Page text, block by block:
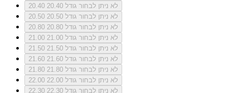
20.40
לא ניתן לבחור גודל 20.40
20.50
לא ניתן לבחור גודל 20.50
20.80
לא ניתן לבחור גודל 20.80
21.00
לא ניתן לבחור גודל 21.00
21.50
לא ניתן לבחור גודל 21.50
21.60
לא ניתן לבחור גודל 21.60
21.80
לא ניתן לבחור גודל 21.80
22.00
לא ניתן לבחור גודל 22.00
22.30
לא ניתן לבחור גודל 22.30